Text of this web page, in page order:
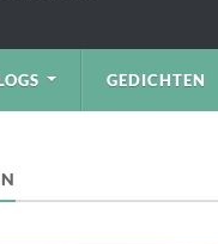
GEDICHTEN